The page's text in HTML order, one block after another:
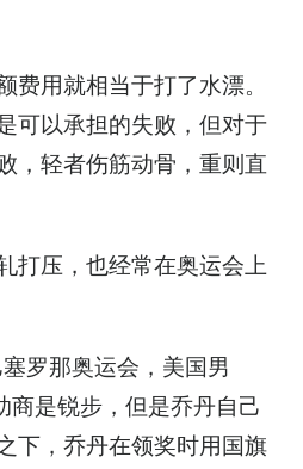
费用就相当于打了水漂。
可以承担的失败，但对于
，轻者伤筋动骨，重则直
打压，也经常在奥运会上
罗那奥运会，美国男
商是锐步，但是乔丹自己
下，乔丹在领奖时用国旗